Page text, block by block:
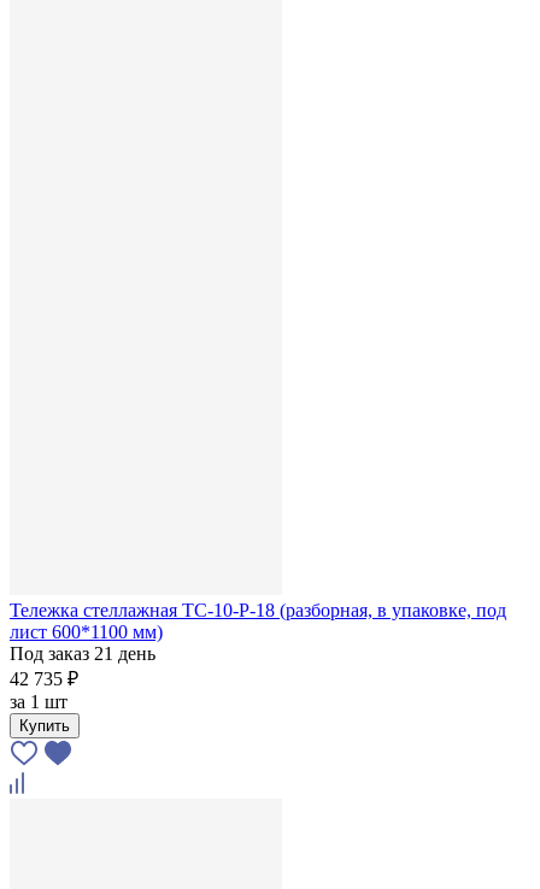
Тележка стеллажная ТС-10-Р-18 (разборная, в упаковке, под
лист 600*1100 мм)
Под заказ 21 день
42 735 ₽
за 1 шт
Купить